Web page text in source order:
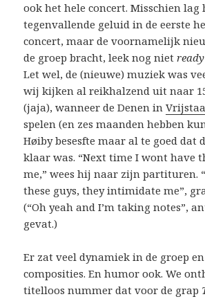
ook het hele concert. Misschien lag
tegenvallende geluid in de eerste
concert, maar de voornamelijk
de groep bracht, leek nog niet
Let wel, de (nieuwe) muziek was
wij kijken al reikhalzend uit naar
(jaja), wanneer de Denen in
spelen (en zes maanden hebben
Høiby besesfte maar al te goed dat
klaar was. “Next time I wont have
me,” wees hij naar zijn partituren.
these guys, they intimidate me”,
(“Oh yeah and I’m taking notes”,
gevat.)
Er zat veel dynamiek in de groep
composities. En humor ook. We
titelloos nummer dat voor de grap